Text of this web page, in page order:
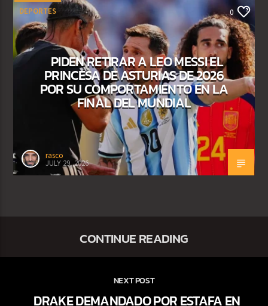
DEPORTES 0
PIDEN RETIRAR A LEO MESSI EL
PRINCESA DE ASTURIAS DE 2026
POR SU COMPORTAMIENTO EN LA
FINAL DEL MUNDIAL
rasco
JULY 29, 2026
CONTINUE READING
NEXT POST
DRAKE DEMANDADO POR ESTAFA EN